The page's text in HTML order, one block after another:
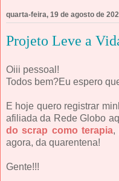
quarta-feira, 19 de agosto de
Projeto Leve a
Oiii pessoal!
Todos bem?Eu espero
E hoje quero registrar
afiliada da Rede Globo
do scrap como terapia,
agora, da quarentena!
Gente!!!